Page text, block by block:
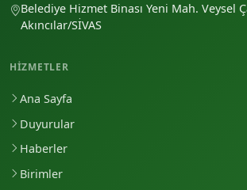
Belediye Hizmet Binası Yeni Mah. Veysel
Akıncılar/SİVAS
HIZMETLER
Ana Sayfa
Duyurular
Haberler
Birimler